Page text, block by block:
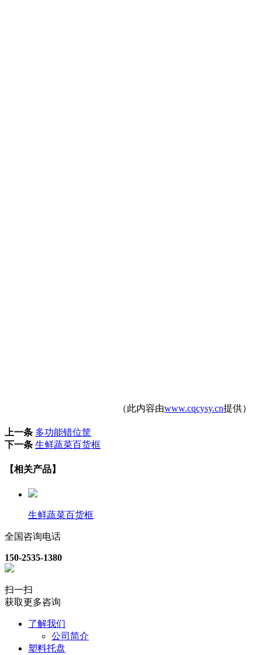
（此内容由www.cqcysy.cn提供）
上一条 多功能错位筐
下一条 生鲜蔬菜百货框
【相关产品】
生鲜蔬菜百货框
全国咨询电话
150-2535-1380
扫一扫
获取更多咨询
了解我们
公司简介
塑料托盘